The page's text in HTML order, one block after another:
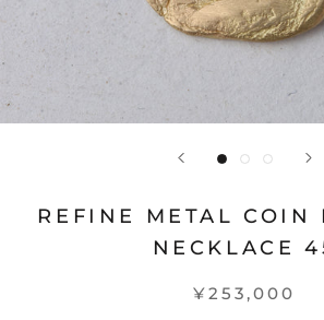
REFINE METAL COIN
NECKLACE
¥253,000